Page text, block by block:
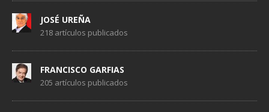
JOSÉ UREÑA
218 artículos publicados
FRANCISCO GARFIAS
205 artículos publicados